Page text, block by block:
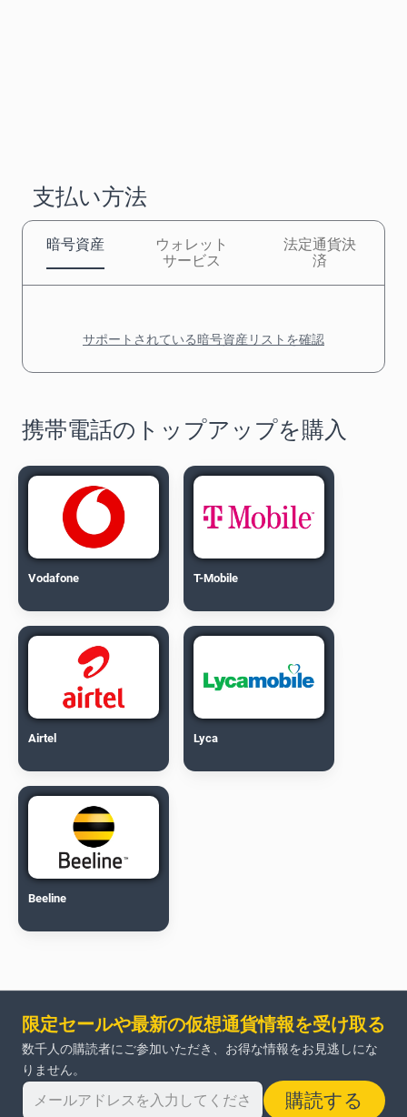
支払い方法
暗号資産
ウォレット
サービス
法定通貨決
済
サポートされている暗号資産リストを確認
携帯電話のトップアップを購入
Vodafone T-Mobile
Airtel Lyca
Beeline
限定セールや最新の仮想通貨情報を受け取る
数千人の購読者にご参加いただき、お得な情報をお見逃しにな
りません。
購読する